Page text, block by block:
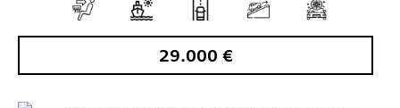
29.000 €